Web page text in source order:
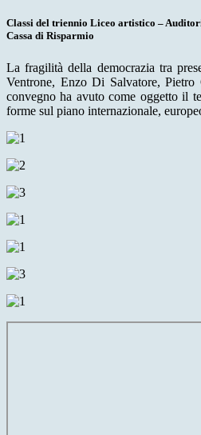
Classi del triennio Liceo artistico –
Cassa di Risparmio
La fragilità della democrazia tra
Ventrone, Enzo Di Salvatore,
convegno ha avuto come oggetto il
forme sul piano internazionale,